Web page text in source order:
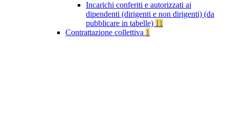
Incarichi conferiti e autorizzati ai
dipendenti (dirigenti e non dirigenti) (da
pubblicare in tabelle) 11
Contrattazione collettiva 1